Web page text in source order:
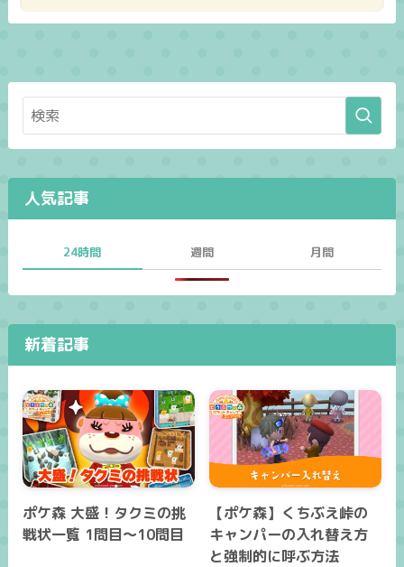
人気記事
24時間 週間 月間
新着記事
ポケ森 大盛！タクミの挑
戦状一覧 1問目～10問目
【ポケ森】くちぶえ峠の
キャンパーの入れ替え方
と強制的に呼ぶ方法